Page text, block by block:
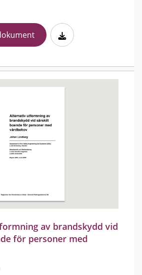
av brandskydd vid
för personer med